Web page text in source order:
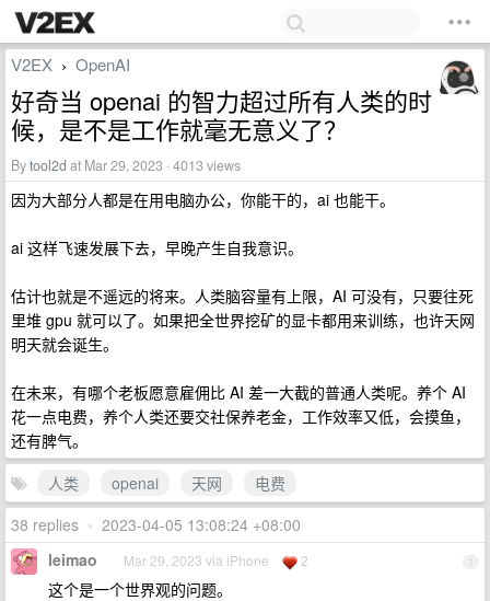
V2EX › OpenAI
好奇当 openai 的智力超过所有人类的时
候，是不是工作就毫无意义了？
Bytool2d at Mar 29, 2023 · 4013 views
因为大部分人都是在用电脑办公，你能干的，ai 也能干。
ai 这样飞速发展下去，早晚产生自我意识。
估计也就是不遥远的将来。人类脑容量有上限，AI 可没有，只要往死
里堆 gpu 就可以了。如果把全世界挖矿的显卡都用来训练，也许天网
明天就会诞生。
在未来，有哪个老板愿意雇佣比 AI 差一大截的普通人类呢。养个 AI
花一点电费，养个人类还要交社保养老金，工作效率又低，会摸鱼，
还有脾气。
人类
openai 天网
电费
38 replies • 2023-04-05 13:08:24 +08:00
1
leimao Mar 29, 2023 via iPhone 2
这个是一个世界观的问题。